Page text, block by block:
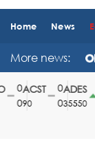
Home News
More news:
ACST
90
ADES
35550